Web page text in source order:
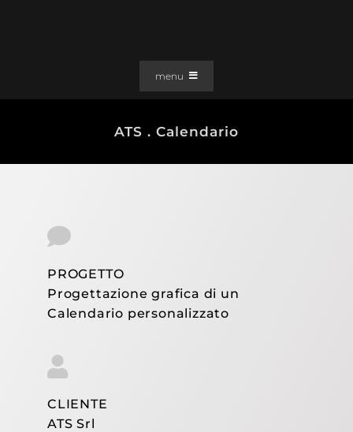
menu
SOLUZIONI WEB
ATS . Calendario
PROGETTO
Progettazione grafica di un
Calendario personalizzato
CLIENTE
ATS Srl